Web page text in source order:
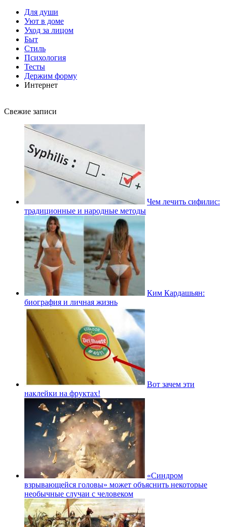
Для души
Уют в доме
Уход за лицом
Быт
Стиль
Психология
Тесты
Держим форму
Интернет
Свежие записи
Чем лечить сифилис:
традиционные и народные методы
Ким Кардашьян:
биография и личная жизнь
Вот зачем эти
наклейки на фруктах!
«Синдром
взрывающейся головы» может объяснить некоторые
необычные случаи с человеком